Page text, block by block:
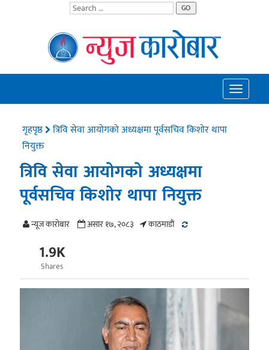
GO
Toggle
गृहपृष्ठ
त्रिवि सेवा आयोगको अध्यक्षमा पूर्वसचिव किशोर थापा
नियुक्त
त्रिवि सेवा आयोगको अध्यक्षमा
पूर्वसचिव किशोर थापा नियुक्त
न्यूज काराेबार असार १७, २०८३ काठमाडाैं
1.9K
Shares